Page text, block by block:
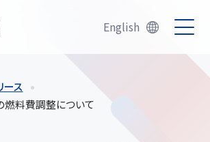
English
ース
燃料費調整について